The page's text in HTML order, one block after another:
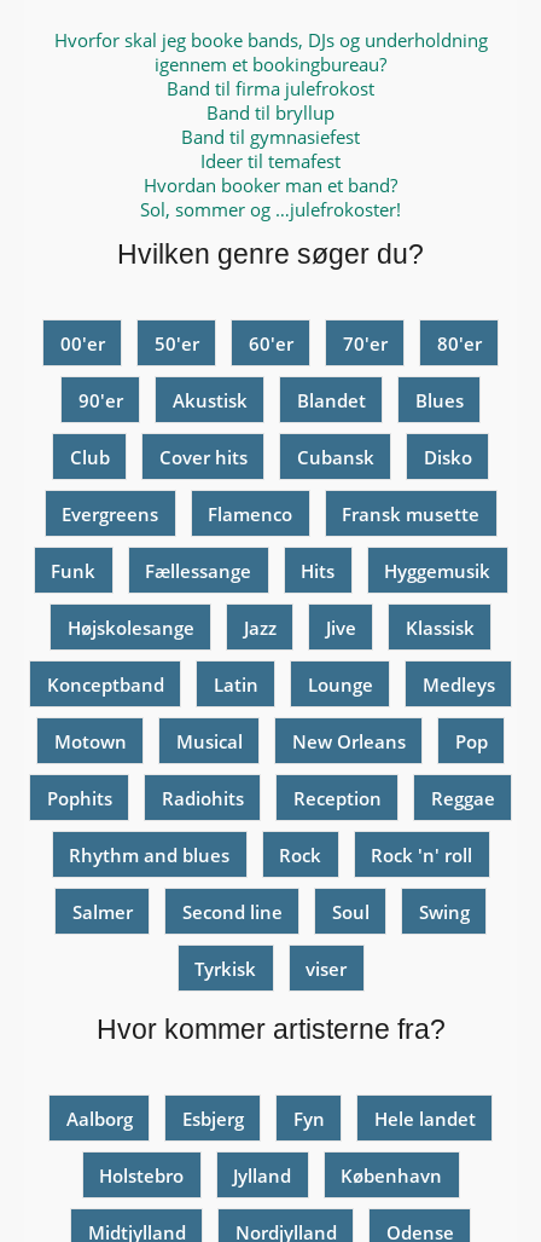
Hvorfor skal jeg booke bands, DJs og underholdning
igennem et bookingbureau?
Band til firma julefrokost
Band til bryllup
Band til gymnasiefest
Ideer til temafest
Hvordan booker man et band?
Sol, sommer og …julefrokoster!
Hvilken genre søger du?
00'er 50'er 60'er 70'er 80'er
90'er Akustisk Blandet Blues
Club Cover hits Cubansk Disko
Evergreens Flamenco Fransk musette
Funk Fællessange Hits Hyggemusik
Højskolesange Jazz Jive Klassisk
Konceptband Latin Lounge Medleys
Motown Musical New Orleans Pop
Pophits Radiohits Reception Reggae
Rhythm and blues Rock Rock 'n' roll
Salmer Second line Soul Swing
Tyrkisk viser
Hvor kommer artisterne fra?
Aalborg Esbjerg Fyn Hele landet
Holstebro Jylland København
Midtjylland Nordjylland Odense